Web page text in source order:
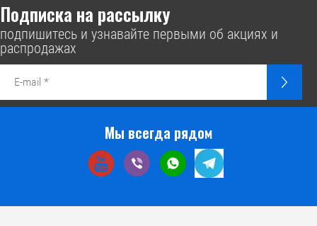
Подписка на рассылку
подпишитесь и узнавайте первыми об акциях и
распродажах
Мы всегда рядом